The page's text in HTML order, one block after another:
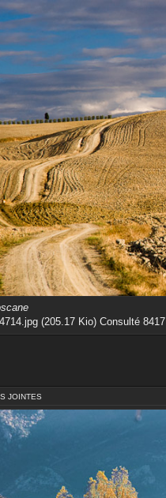
(205.17 Kio) Consulté
JOINTES